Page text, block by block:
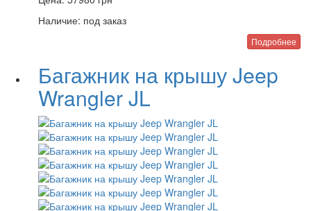
Наличие: под заказ
Подробнее
Багажник на крышу Jeep
Wrangler JL